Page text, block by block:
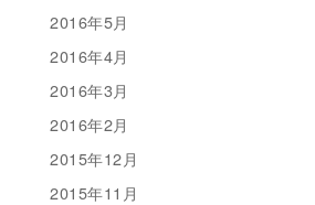
2016年5月
2016年4月
2016年3月
2016年2月
2015年12月
2015年11月